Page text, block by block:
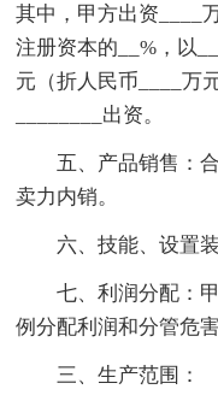
其中，甲方出资____
注册资本的__%，以
元（折人民币____万
________出资。
五、产品销售：合
卖力内销。
六、技能、设置装
七、利润分配：甲
例分配利润和分管危
三、生产范围：